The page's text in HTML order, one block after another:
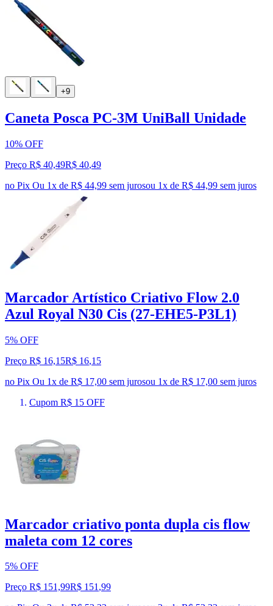
+9
Caneta Posca PC-3M UniBall Unidade
10% OFF
Preço R$ 40,49R$ 40,49
no Pix Ou 1x de R$ 44,99 sem jurosou 1x de R$ 44,99 sem juros
Marcador Artístico Criativo Flow 2.0
Azul Royal N30 Cis (27-EHE5-P3L1)
5% OFF
Preço R$ 16,15R$ 16,15
no Pix Ou 1x de R$ 17,00 sem jurosou 1x de R$ 17,00 sem juros
Cupom R$ 15 OFF
Marcador criativo ponta dupla cis flow
maleta com 12 cores
5% OFF
Preço R$ 151,99R$ 151,99